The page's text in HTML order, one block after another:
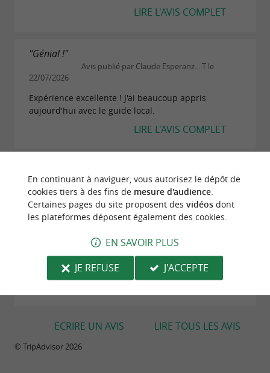
LIRE L'AVIS COMPLET
"Génial !"
Avis publié par Claude Esperanz... T le
22/07/2026
Expérience excellente ! J'ai beaucoup appris
aujourd'hui avec le guide local.
LIRE L'AVIS COMPLET
de visite étrange."
Avis publié par sea98102traveler (Seattle) le
28/05/2026
effectué plus d'une douzaine de visites guidées à
pied dans des villes européennes. Je fournis cet avis
en tant que comparaison. Parmi tous les...
LIRE TOUS LES AVIS
ECRIRE UN AVIS
© TripAdvisor 2026
En continuant à naviguer, vous autorisez le dépôt de
cookies tiers à des fins de mesure d'audience.
Certaines pages du site proposent des vidéosdont
les plateformes déposent également des cookies.
EN SAVOIR PLUS
JE REFUSE
J'ACCEPTE